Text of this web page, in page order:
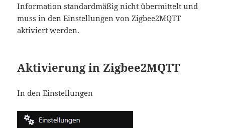
Information standardmäßig nicht übermittelt und
muss in den Einstellungen von Zigbee2MQTT
aktiviert werden.
Aktivierung in Zigbee2MQTT
In den Einstellungen